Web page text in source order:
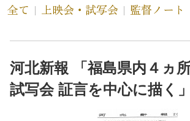
全て 上映会・試写会 監督ノート
河北新報 「福島県内４ヵ
試写会 証言を中心に描く